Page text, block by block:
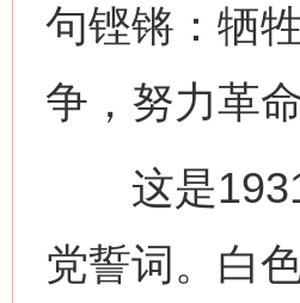
句铿锵：牺
争，努力革
这是1931
党誓词。白